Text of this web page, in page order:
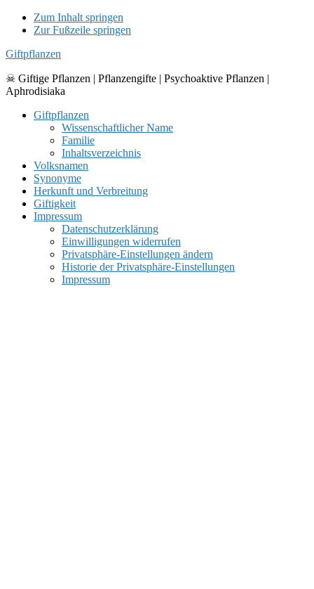
Zum Inhalt springen
Zur Fußzeile springen
Giftpflanzen
☠ Giftige Pflanzen | Pflanzengifte | Psychoaktive Pflanzen |
Aphrodisiaka
Giftpflanzen
Wissenschaftlicher Name
Familie
Inhaltsverzeichnis
Volksnamen
Synonyme
Herkunft und Verbreitung
Giftigkeit
Impressum
Datenschutzerklärung
Einwilligungen widerrufen
Privatsphäre-Einstellungen ändern
Historie der Privatsphäre-Einstellungen
Impressum